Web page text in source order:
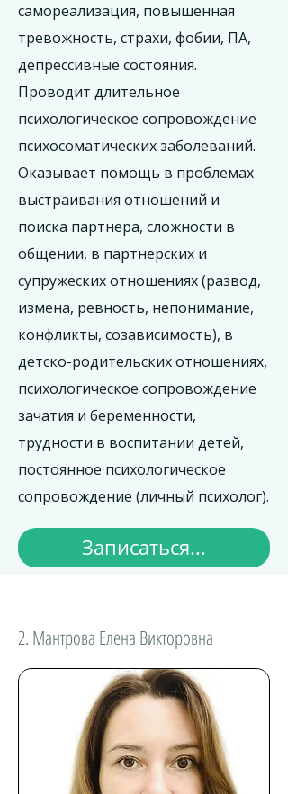
самореализация, повышенная
тревожность, страхи, фобии, ПА,
депрессивные состояния.
Проводит длительное
психологическое сопровождение
психосоматических заболеваний.
Оказывает помощь в проблемах
выстраивания отношений и
поиска партнера, сложности в
общении, в партнерских и
супружеских отношениях (развод,
измена, ревность, непонимание,
конфликты, созависимость), в
детско-родительских отношениях,
психологическое сопровождение
зачатия и беременности,
трудности в воспитании детей,
постоянное психологическое
сопровождение (личный психолог).
Записаться...
2. Мантрова Елена Викторовна